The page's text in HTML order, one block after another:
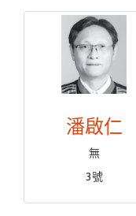
潘啟仁
無
3號